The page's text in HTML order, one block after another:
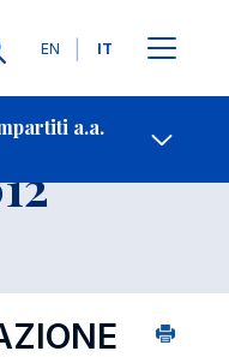
Lingue
EN IT
a.a.